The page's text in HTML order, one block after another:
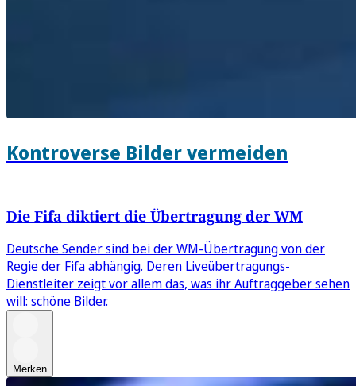
Kontroverse Bilder vermeiden
Die Fifa diktiert die Übertragung der WM
Deutsche Sender sind bei der WM-Übertragung von der
Regie der Fifa abhängig. Deren Liveübertragungs-
Dienstleiter zeigt vor allem das, was ihr Auftraggeber sehen
will: schöne Bilder.
Merken